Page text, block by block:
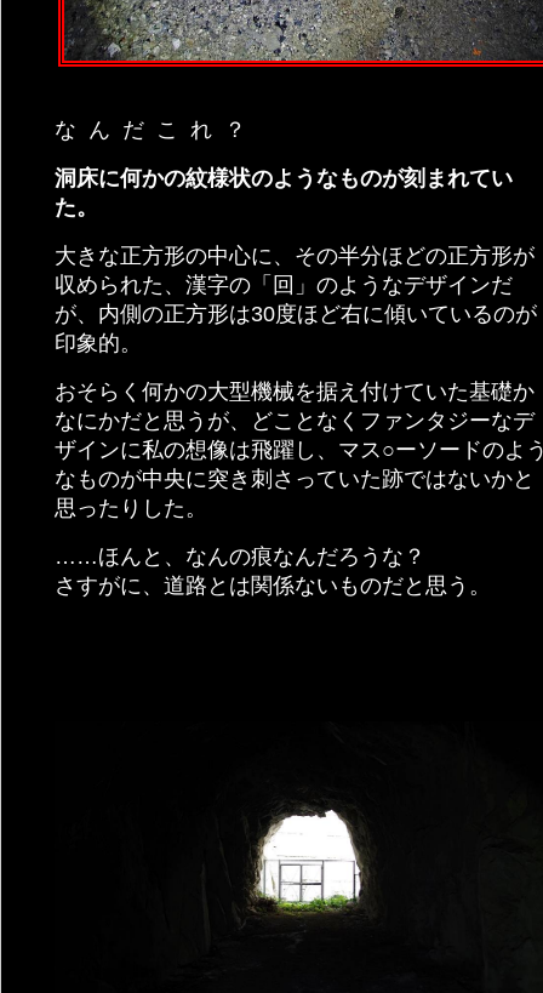
なんだこれ？
洞床に何かの紋様状のようなものが刻まれてい
た。
大きな正方形の中心に、その半分ほどの正方形が
収められた、漢字の「回」のようなデザインだ
が、内側の正方形は30度ほど右に傾いているのが
印象的。
おそらく何かの大型機械を据え付けていた基礎か
なにかだと思うが、どことなくファンタジーなデ
ザインに私の想像は飛躍し、マス○ーソードのよ
なものが中央に突き刺さっていた跡ではないかと
思ったりした。
……ほんと、なんの痕なんだろうな？
さすがに、道路とは関係ないものだと思う。